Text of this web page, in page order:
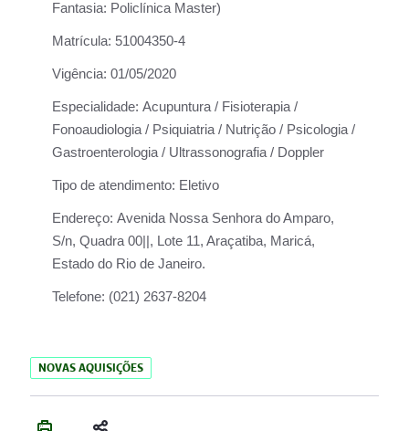
Fantasia: Policlínica Master)
Matrícula: 51004350-4
Vigência: 01/05/2020
Especialidade: Acupuntura / Fisioterapia /
Fonoaudiologia / Psiquiatria / Nutrição / Psicologia /
Gastroenterologia / Ultrassonografia / Doppler
Tipo de atendimento: Eletivo
Endereço: Avenida Nossa Senhora do Amparo,
S/n, Quadra 00||, Lote 11, Araçatiba, Maricá,
Estado do Rio de Janeiro.
Telefone: (021) 2637-8204
NOVAS AQUISIÇÕES